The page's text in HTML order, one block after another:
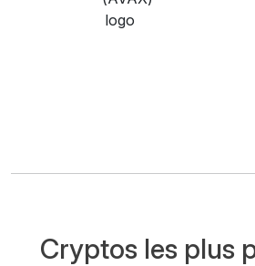
Cryptos les plus